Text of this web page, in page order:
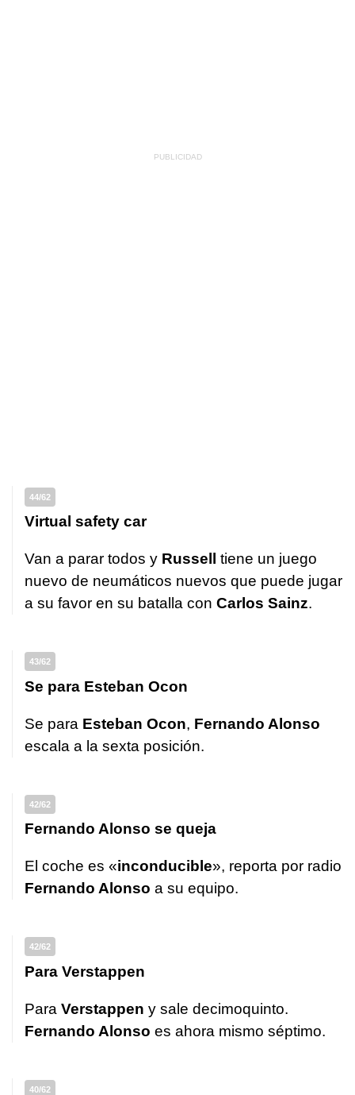
44/62
Virtual safety car
Van a parar todos y Russell
tiene un juego
nuevo de neumáticos nuevos que puede jugar
a su favor en su batalla con Carlos Sainz.
43/62
Se para Esteban Ocon
Se para Esteban Ocon, Fernando Alonso
escala a la sexta posición.
42/62
Fernando Alonso se queja
El coche es «inconducible», reporta por radio
Fernando Alonso a su equipo.
42/62
Para Verstappen
Para Verstappen y sale decimoquinto.
Fernando Alonso es ahora mismo séptimo.
40/62